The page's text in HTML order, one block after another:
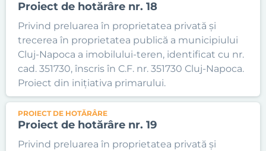
Proiect de hotărâre nr. 18
Privind preluarea în proprietatea privată și
trecerea în proprietatea publică a municipiului
Cluj-Napoca a imobilului-teren, identificat cu nr.
cad. 351730, înscris în C.F. nr. 351730 Cluj-Napoca.
Proiect din inițiativa primarului.
PROIECT DE HOTĂRÂRE
Proiect de hotărâre nr. 19
Privind preluarea în proprietatea privată și